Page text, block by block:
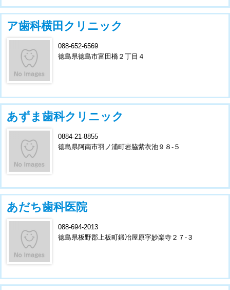
ア歯科横田クリニック
088-652-6569
徳島県徳島市富田橋２丁目４
あずま歯科クリニック
0884-21-8855
徳島県阿南市羽ノ浦町岩脇紫衣池９８-５
あだち歯科医院
088-694-2013
徳島県板野郡上板町鍛冶屋原字妙楽寺２７-３